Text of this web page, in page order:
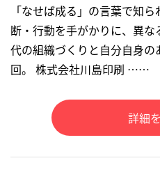
「なせば成る」の言葉で知
断・行動を手がかりに、異
代の組織づくりと自分自身
回。 株式会社川島印刷 ……
詳細